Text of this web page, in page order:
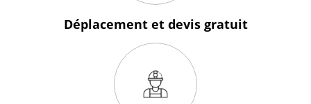
Déplacement et devis gratuit